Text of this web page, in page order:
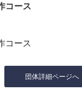
コース
コース
団体詳細ページへ